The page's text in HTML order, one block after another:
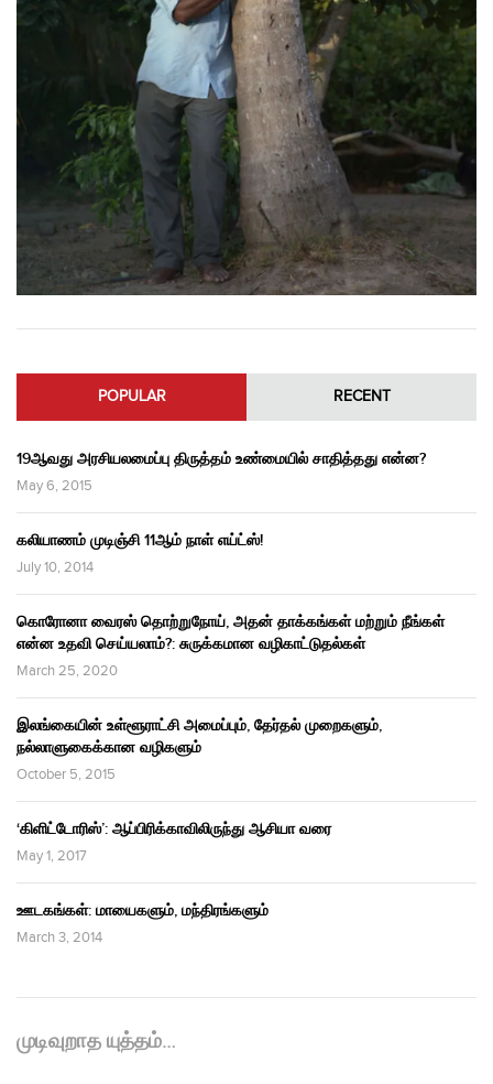
POPULAR RECENT
19ஆவது அரசியலமைப்பு திருத்தம் உண்மையில் சாதித்தது என்ன?
May 6, 2015
கலியாணம் முடிஞ்சி 11ஆம் நாள் எய்ட்ஸ்!
July 10, 2014
கொரோனா வைரஸ் தொற்றுநோய், அதன் தாக்கங்கள் மற்றும் நீங்கள்
என்ன உதவி செய்யலாம்?: சுருக்கமான வழிகாட்டுதல்கள்
March 25, 2020
இலங்கையின் உள்ளூராட்சி அமைப்பும், தேர்தல் முறைகளும்,
நல்லாளுகைக்கான வழிகளும்
October 5, 2015
‘கிளிட்டோரிஸ்’: ஆப்பிரிக்காவிலிருந்து ஆசியா வரை
May 1, 2017
ஊடகங்கள்: மாயைகளும், மந்திரங்களும்
March 3, 2014
முடிவுறாத யுத்தம்…